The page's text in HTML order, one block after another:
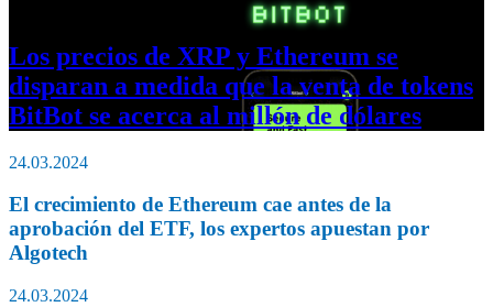
Los precios de XRP y Ethereum se
disparan a medida que la venta de tokens
BitBot se acerca al millón de dólares
24.03.2024
El crecimiento de Ethereum cae antes de la
aprobación del ETF, los expertos apuestan por
Algotech
24.03.2024